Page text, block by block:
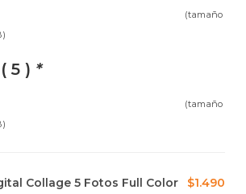
(tamaño
5 ) *
(tamaño
Collage 5 Fotos Full Color
$1.490